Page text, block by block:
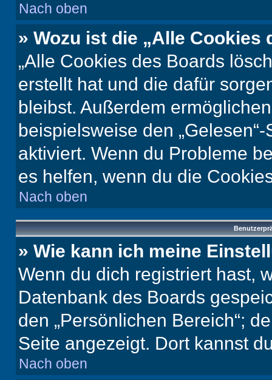
Nach oben
» Wozu ist die „Alle
„Alle Cookies des Boards
erstellt hat und die dafür
bleibst. Außerdem
beispielsweise den
aktiviert. Wenn du Probleme
es helfen, wenn du die
Nach oben
» Wie kann ich meine
Wenn du dich registriert hast,
Datenbank des Boards
den „Persönlichen Bereich“;
Seite angezeigt. Dort kannst
Nach oben